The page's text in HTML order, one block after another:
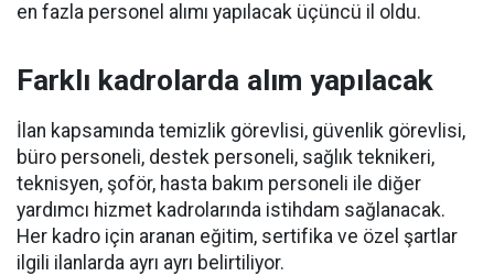
en fazla personel alımı yapılacak üçüncü il oldu.
Farklı kadrolarda alım yapılacak
İlan kapsamında temizlik görevlisi, güvenlik görevlisi,
büro personeli, destek personeli, sağlık teknikeri,
teknisyen, şoför, hasta bakım personeli ile diğer
yardımcı hizmet kadrolarında istihdam sağlanacak.
Her kadro için aranan eğitim, sertifika ve özel şartlar
ilgili ilanlarda ayrı ayrı belirtiliyor.